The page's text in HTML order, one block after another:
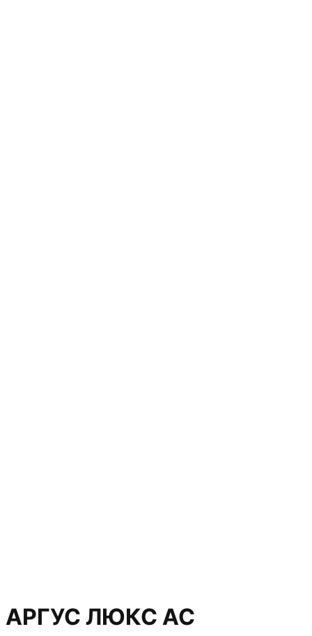
АРГУС ЛЮКС АС